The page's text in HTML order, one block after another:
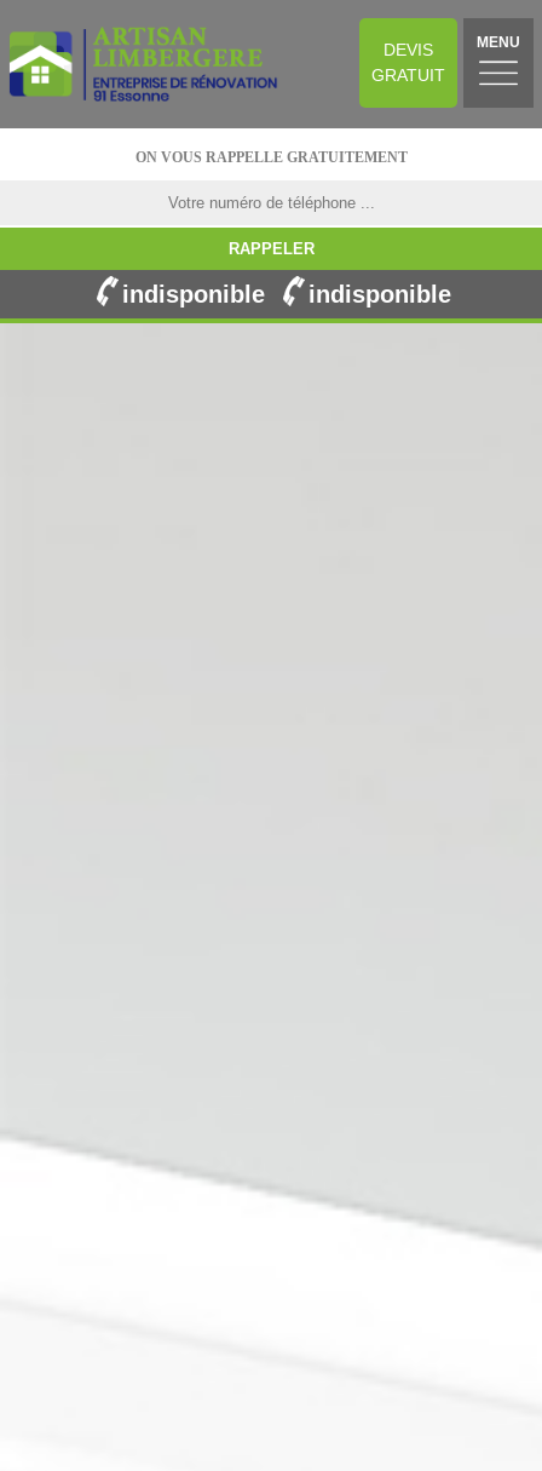
DEVIS
GRATUIT
MENU
ON VOUS RAPPELLE GRATUITEMENT
indisponible indisponible